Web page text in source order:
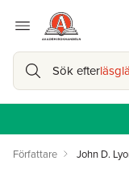
Sök efter
Författare John D.